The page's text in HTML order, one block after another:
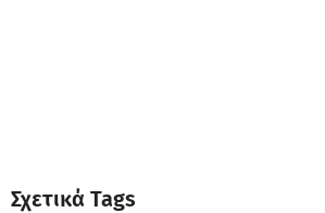
Σχετικά Tags